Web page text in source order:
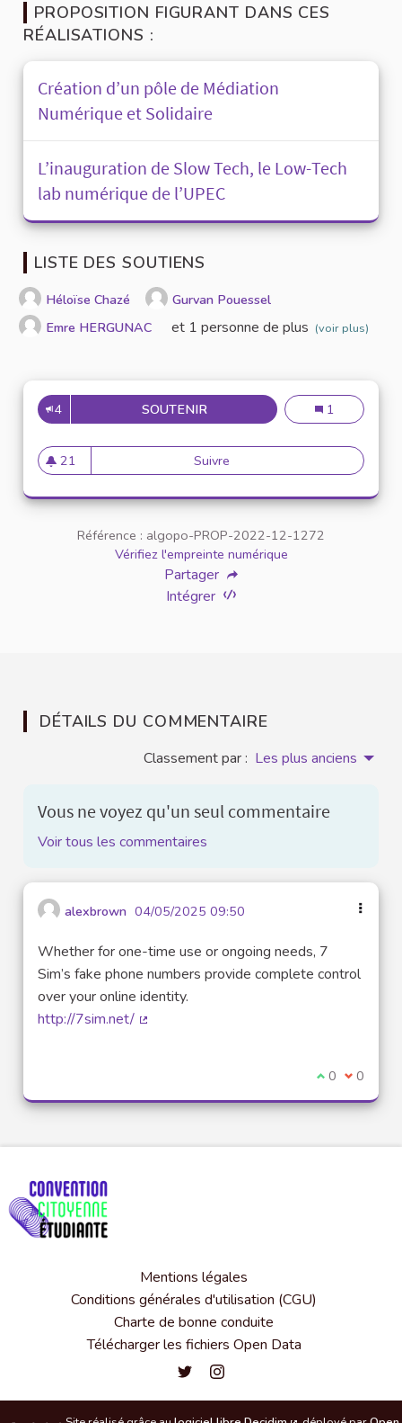
PROPOSITION FIGURANT DANS CES
RÉALISATIONS :
Création d’un pôle de Médiation
Numérique et Solidaire
L’inauguration de Slow Tech, le Low-Tech
lab numérique de l’UPEC
LISTE DES SOUTIENS
Héloïse Chazé
Gurvan Pouessel
Emre HERGUNAC
et 1 personne de plus (voir plus)
4 SOUTENIRCRÉATION D'UNE BANQUE
Création
1
21
21 abonnés
Suivre Création d'une banque de
Référence : algopo-PROP-2022-12-1272
Vérifiez l'empreinte numérique
Partager
Intégrer
DÉTAILS DU COMMENTAIRE
Classement par : Les plus anciens
Vous ne voyez qu'un seul commentaire
Voir tous les commentaires
alexbrown 04/05/2025 09:50
Whether for one-time use or ongoing needs, 7
Sim’s fake phone numbers provide complete control
over your online identity.
http://7sim.net/
Je suis
0 Je ne
0
Mentions légales
Conditions générales d'utilisation (CGU)
Charte de bonne conduite
Télécharger les fichiers Open Data
Convention citoyenne étudiante
Convention citoyenne